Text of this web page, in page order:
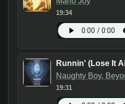
19:34
Runnin' (Lose It
Naughty Boy,
19:31